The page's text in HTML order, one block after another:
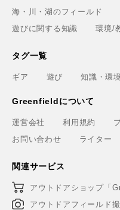
海・川・湖のフィールド
遊びに関する知識
環境/
タグ一覧
ギア 遊び 知識・環
Greenfieldについて
運営会社 利用規約
お問い合わせ
ライター
関連サービス
アウトドアショップ「
アウトドアフィールド